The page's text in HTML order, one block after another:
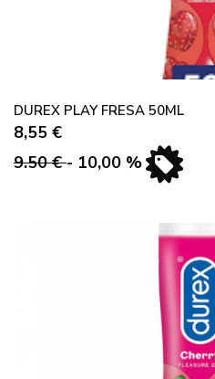
DUREX PLAY FRESA 50ML
8,55 €
9.50 €- 10,00 %